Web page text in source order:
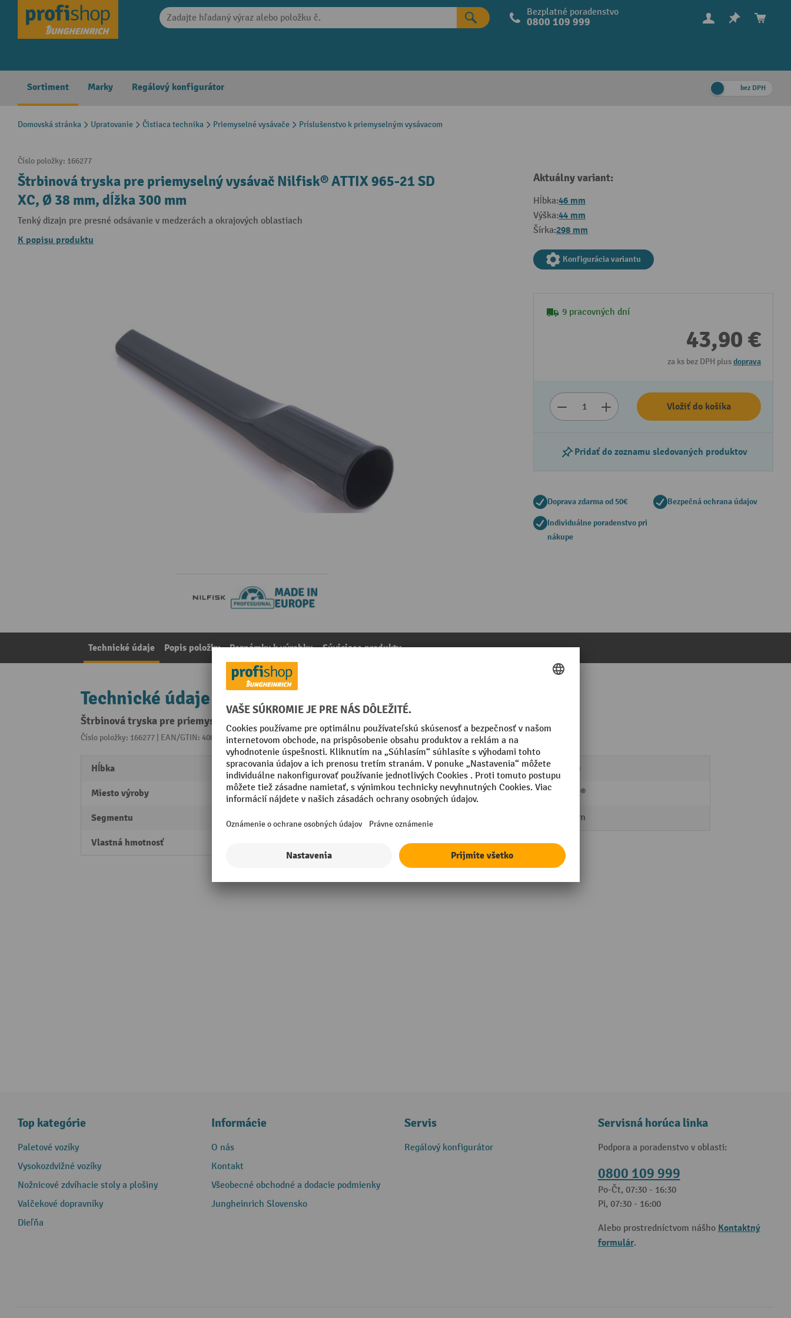
Skip to main navigation Bezplatné poradenstvo
0800 109 999
Sortiment Marky Regálový konfigurátor bez DPH
Domovská stránka Upratovanie Čistiaca technika Priemyselné vysávače Príslušenstvo k priemyselným vysávacom
Číslo položky: 166277
Štrbinová tryska pre priemyselný vysávač Nilfisk® ATTIX 965-21 SD
XC, Ø 38 mm, dĺžka 300 mm
Tenký dizajn pre presné odsávanie v medzerách a okrajových oblastiach
K popisu produktu
Aktuálny variant:
Hĺbka:46 mm
Výška:44 mm
Šírka:298 mm
Konfigurácia variantu
9 pracovných dní
43,90 €
za ks bez DPH plusdoprava
Vložiť do košíka
Pridať do zoznamu sledovaných produktov
Doprava zdarma od 50€ Bezpečná ochrana údajov
Individuálne poradenstvo pri
nákupe
Technické údaje Popis položky Poznámky k výrobku Súvisiace produkty
Technické údaje
Štrbinová tryska pre priemyselný vysávač Nilfisk® ATTIX 965-21 SD XC, Ø 38 mm, dĺžka 300 mm
Číslo položky: 166277 | EAN/GTIN: 4005337129178Z kategórie:Príslušenstvo k priemyselným vysávacom
Hĺbka 46 mm
Miesto výroby Made in Europe
Segmentu Professional
Vlastná hmotnosť
Výška 44 mm
Značka Nilfisk®
Šírka 298 mm
Top kategórie
Paletové vozíky
Vysokozdvižné vozíky
Nožnicové zdvíhacie stoly a plošiny
Valčekové dopravníky
Dieľňa
Informácie
O nás
Kontakt
Všeobecné obchodné a dodacie podmienky
Jungheinrich Slovensko
Servis
Regálový konfigurátor
Servisná horúca linka
Podpora a poradenstvo v oblasti:
0800 109 999
Po-Čt, 07:30 - 16:30
Pi, 07:30 - 16:00
Alebo prostredníctvom nášho Kontaktný
formulár.